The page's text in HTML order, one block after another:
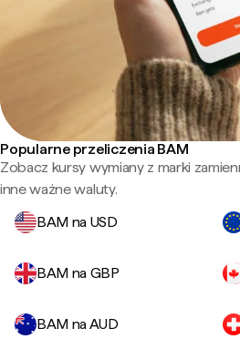
Popularne przeliczenia BAM
Zobacz kursy wymiany z marki
inne ważne waluty.
BAM na USD
BAM na GBP
BAM na AUD